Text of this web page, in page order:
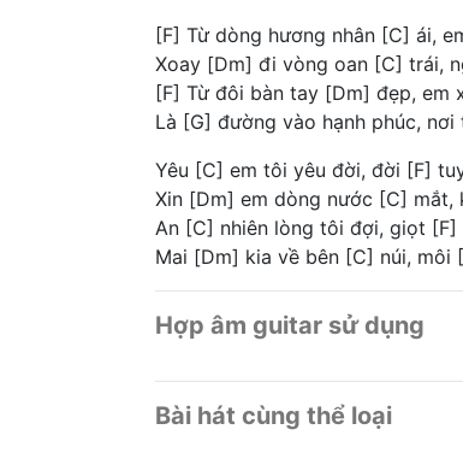
[F] Từ dòng hương nhân [C] ái,
Xoay [Dm] đi vòng oan [C] trái,
[F] Từ đôi bàn tay [Dm] đẹp, em
Là [G] đường vào hạnh phúc,
Yêu [C] em tôi yêu đời, đời [F]
Xin [Dm] em dòng nước [C]
An [C] nhiên lòng tôi đợi, giọt
Mai [Dm] kia về bên [C] núi, môi
Hợp âm guitar sử dụng
Bài hát cùng thể loại